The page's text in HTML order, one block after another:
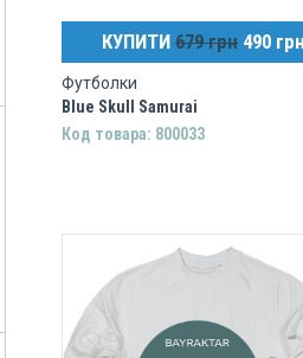
КУПИТИ 679 грн 490
Футболки
Blue Skull Samurai
Код товара: 800033